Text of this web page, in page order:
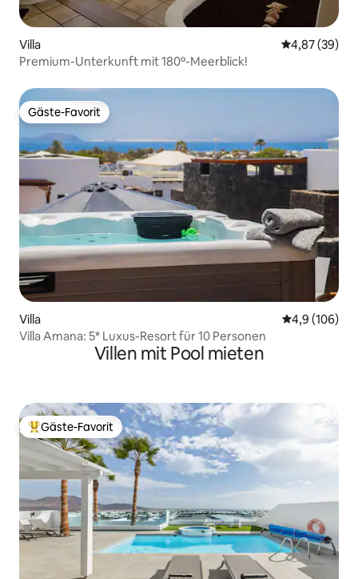
Villa
4,87 (39)
Premium-Unterkunft mit 180º-Meerblick!
Gäste-Favorit
Gäste-Favorit
Villa
4,9 (106)
Villa Amana: 5* Luxus-Resort für 10 Personen
Villen mit Pool mieten
Beliebter Gäste-Favorit.
Gäste-Favorit